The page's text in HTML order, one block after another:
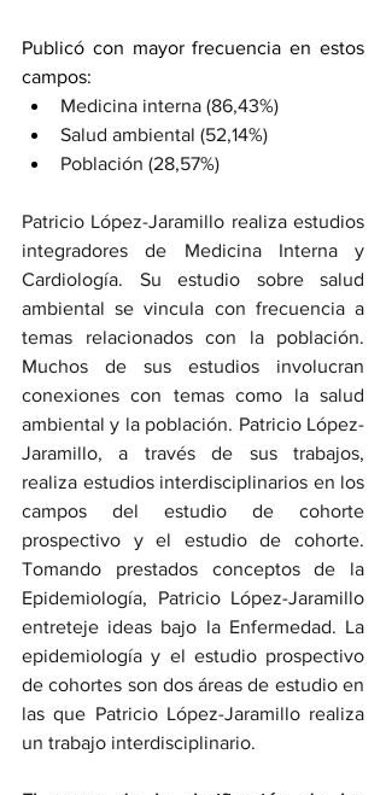
Publicó con mayor frecuencia en estos
campos:
Medicina interna (86,43%)
Salud ambiental (52,14%)
Población (28,57%)
Patricio López-Jaramillo realiza estudios
integradores de Medicina Interna y
Cardiología. Su estudio sobre salud
ambiental se vincula con frecuencia a
temas relacionados con la población.
Muchos de sus estudios involucran
conexiones con temas como la salud
ambiental y la población. Patricio López-
Jaramillo, a través de sus trabajos,
realiza estudios interdisciplinarios en los
campos del estudio de cohorte
prospectivo y el estudio de cohorte.
Tomando prestados conceptos de la
Epidemiología, Patricio López-Jaramillo
entreteje ideas bajo la Enfermedad. La
epidemiología y el estudio prospectivo
de cohortes son dos áreas de estudio en
las que Patricio López-Jaramillo realiza
un trabajo interdisciplinario.